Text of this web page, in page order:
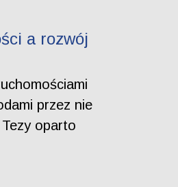
a rozwój
przez nie
oparto